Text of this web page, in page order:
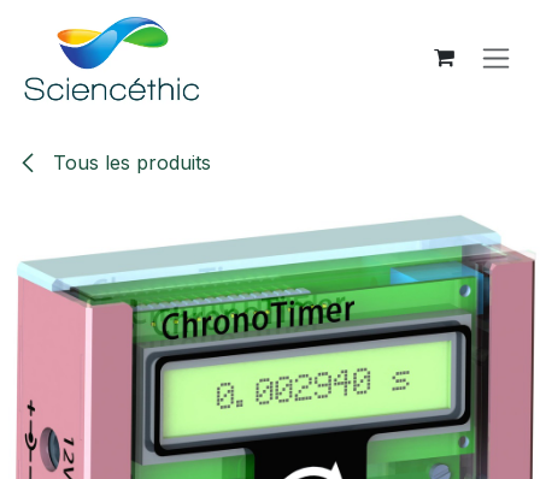
Se rendre au contenu
Tous les produits